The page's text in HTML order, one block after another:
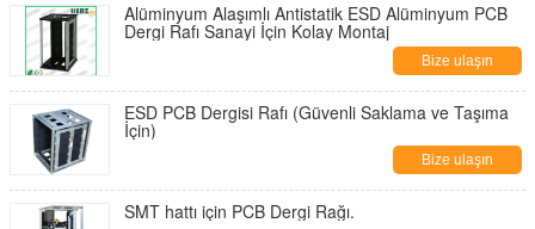
Alüminyum Alaşımlı Antistatik ESD Alüminyum PCB
Dergi Rafı Sanayi İçin Kolay Montaj
Bize ulaşın
ESD PCB Dergisi Rafı (Güvenli Saklama ve Taşıma
İçin)
Bize ulaşın
SMT hattı için PCB Dergi Rağı.